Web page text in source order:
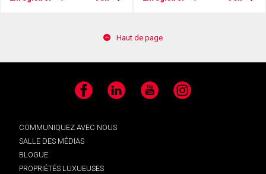
Haut de page
Facebook LinkedIn YouTube Instagram
COMMUNIQUEZ AVEC NOUS
SALLE DES MÉDIAS
BLOGUE
PROPRIÉTÉS LUXUEUSES